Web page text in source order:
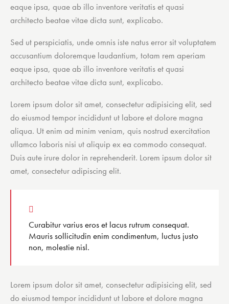
eaque ipsa, quae ab illo inventore veritatis et quasi
architecto beatae vitae dicta sunt, explicabo.
Sed ut perspiciatis, unde omnis iste natus error sit voluptatem
accusantium doloremque laudantium, totam rem aperiam
eaque ipsa, quae ab illo inventore veritatis et quasi
architecto beatae vitae dicta sunt, explicabo.
Lorem ipsum dolor sit amet, consectetur adipisicing elit, sed
do eiusmod tempor incididunt ut labore et dolore magna
aliqua. Ut enim ad minim veniam, quis nostrud exercitation
ullamco laboris nisi ut aliquip ex ea commodo consequat.
Duis aute irure dolor in reprehenderit. Lorem ipsum dolor sit
amet, consectetur adipiscing elit.
Curabitur varius eros et lacus rutrum consequat.
Mauris sollicitudin enim condimentum, luctus justo
non, molestie nisl.
Lorem ipsum dolor sit amet, consectetur adipisicing elit, sed
do eiusmod tempor incididunt ut labore et dolore magna